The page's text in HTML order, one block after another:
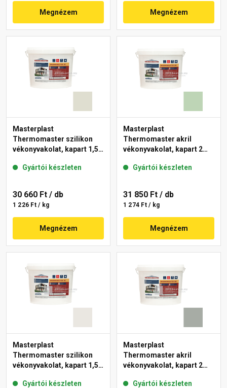
Megnézem Megnézem
Masterplast
Thermomaster szilikon
vékonyvakolat, kapart 1,5
Gyártói készleten
30 660 Ft / db
1 226 Ft / kg
Megnézem
Masterplast
Thermomaster akril
vékonyvakolat, kapart 2
Gyártói készleten
31 850 Ft / db
1 274 Ft / kg
Megnézem
Masterplast
Thermomaster szilikon
vékonyvakolat, kapart 1,5
Gyártói készleten
Masterplast
Thermomaster akril
vékonyvakolat, kapart 2
Gyártói készleten